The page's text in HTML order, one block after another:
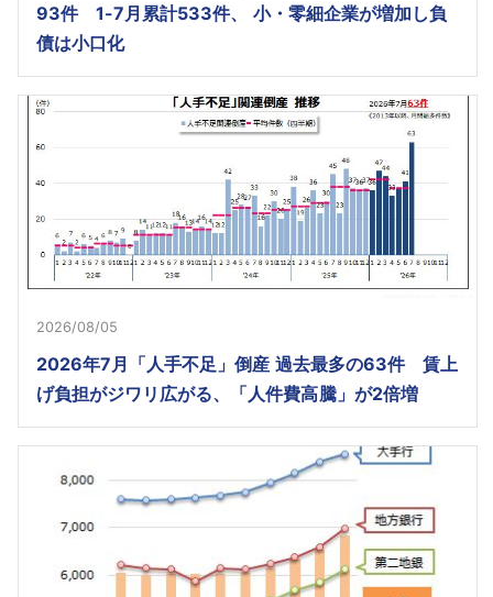
93件 1-7月累計533件、 小・零細企業が増加し負
債は小口化
2026/08/05
2026年7月「人手不足」倒産 過去最多の63件 賃上
げ負担がジワリ広がる、「人件費高騰」が2倍増